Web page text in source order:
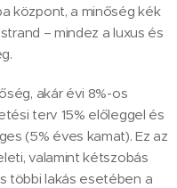
központ, a minőség kék
– mindez a luxus és
akár évi 8%-os
terv 15% előleggel és
(5% éves kamat). Ez az
valamint kétszobás
többi lakás esetében a